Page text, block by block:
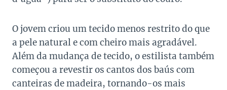
O jovem criou um tecido menos restrito do que
a pele natural e com cheiro mais agradável.
Além da mudança de tecido, o estilista também
começou a revestir os cantos dos baús com
canteiras de madeira, tornando-os mais